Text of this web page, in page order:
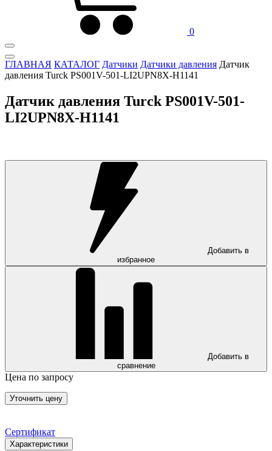
0
ГЛАВНАЯ КАТАЛОГ Датчики Датчики давления Датчик
давления Turck PS001V-501-LI2UPN8X-H1141
Датчик давления Turck PS001V-501-
LI2UPN8X-H1141
Добавить в
избранное
Добавить в
сравнение
Цена по запросу
Уточнить цену
Сертификат
Характеристики